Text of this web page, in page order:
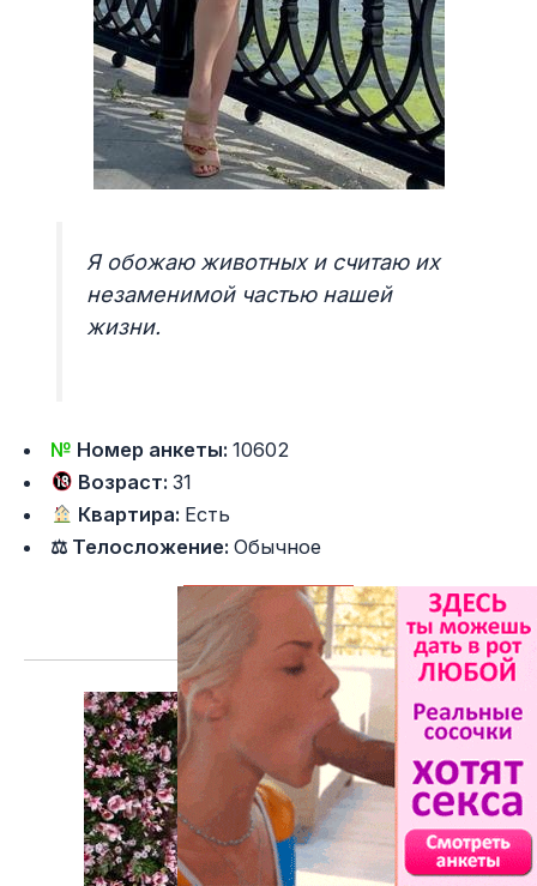
Я обожаю животных и считаю их
незаменимой частью нашей
жизни.
№ Номер анкеты:10602
Возраст:31
Квартира: Есть
⚖ Телосложение:Обычное
Подробнее